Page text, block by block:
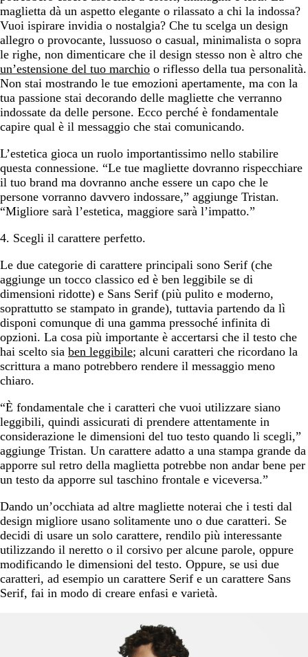
maglietta dà un aspetto elegante o rilassato a chi la indossa?
Vuoi ispirare invidia o nostalgia? Che tu scelga un design
allegro o provocante, lussuoso o casual, minimalista o sopra
le righe, non dimenticare che il design stesso non è altro che
un’estensione del tuo marchio o riflesso della tua personalità.
Non stai mostrando le tue emozioni apertamente, ma con la
tua passione stai decorando delle magliette che verranno
indossate da delle persone. Ecco perché è fondamentale
capire qual è il messaggio che stai comunicando.
L’estetica gioca un ruolo importantissimo nello stabilire
questa connessione. “Le tue magliette dovranno rispecchiare
il tuo brand ma dovranno anche essere un capo che le
persone vorranno davvero indossare,” aggiunge Tristan.
“Migliore sarà l’estetica, maggiore sarà l’impatto.”
4. Scegli il carattere perfetto.
Le due categorie di carattere principali sono Serif (che
aggiunge un tocco classico ed è ben leggibile se di
dimensioni ridotte) e Sans Serif (più pulito e moderno,
soprattutto se stampato in grande), tuttavia partendo da lì
disponi comunque di una gamma pressoché infinita di
opzioni. La cosa più importante è accertarsi che il testo che
hai scelto sia ben leggibile; alcuni caratteri che ricordano la
scrittura a mano potrebbero rendere il messaggio meno
chiaro.
“È fondamentale che i caratteri che vuoi utilizzare siano
leggibili, quindi assicurati di prendere attentamente in
considerazione le dimensioni del tuo testo quando li scegli,”
aggiunge Tristan. Un carattere adatto a una stampa grande da
apporre sul retro della maglietta potrebbe non andar bene per
un testo da apporre sul taschino frontale e viceversa.”
Dando un’occhiata ad altre magliette noterai che i testi dal
design migliore usano solitamente uno o due caratteri. Se
decidi di usare un solo carattere, rendilo più interessante
utilizzando il neretto o il corsivo per alcune parole, oppure
modificando le dimensioni del testo. Oppure, se usi due
caratteri, ad esempio un carattere Serif e un carattere Sans
Serif, fai in modo di creare enfasi e varietà.